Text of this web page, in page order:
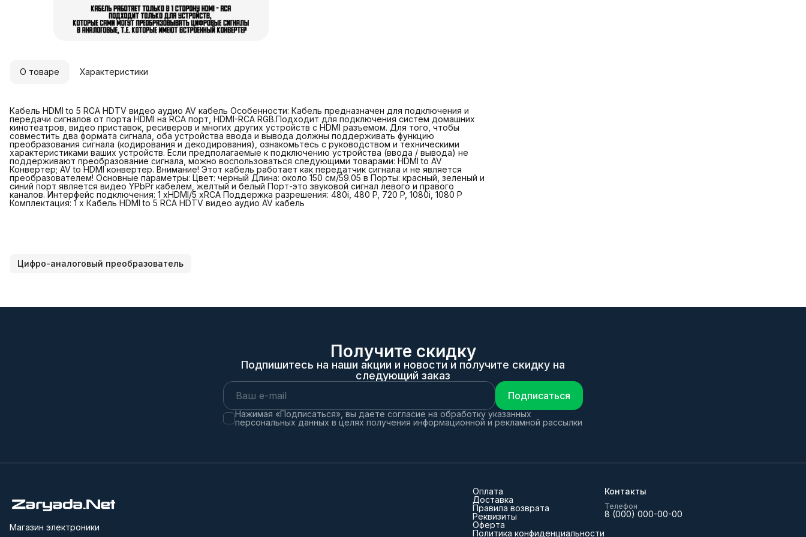
О товаре Характеристики
Кабель HDMI to 5 RCA HDTV видео аудио AV кабель Особенности: Кабель предназначен для подключения и
передачи сигналов от порта HDMI на RCA порт, HDMI-RCA RGB.Подходит для подключения систем домашних
кинотеатров, видео приставок, ресиверов и многих других устройств с HDMI разъемом. Для того, чтобы
совместить два формата сигнала, оба устройства ввода и вывода должны поддерживать функцию
преобразования сигнала (кодирования и декодирования), ознакомьтесь с руководством и техническими
характеристиками ваших устройств. Если предполагаемые к подключению устройства (ввода / вывода) не
поддерживают преобразование сигнала, можно воспользоваться следующими товарами: HDMI to AV
Конвертер; AV to HDMI конвертер. Внимание! Этот кабель работает как передатчик сигнала и не является
преобразователем! Основные параметры: Цвет: черный Длина: около 150 см/59.05 в Порты: красный, зеленый и
синий порт является видео YPbPr кабелем, желтый и белый Порт-это звуковой сигнал левого и правого
каналов. Интерфейс подключения: 1 xHDMI/5 xRCA Поддержка разрешения: 480i, 480 P, 720 P, 1080i, 1080 P
Комплектация: 1 x Кабель HDMI to 5 RCA HDTV видео аудио AV кабель
Цифро-аналоговый преобразователь
Получите скидку
Подпишитесь на наши акции и новости и получите скидку на
следующий заказ
Подписаться
Нажимая «Подписаться», вы даете согласие на обработку указанных
персональных данных в целях получения информационной и рекламной рассылки
Магазин электроники
Оплата
Доставка
Правила возврата
Реквизиты
Оферта
Политика конфиденциальности
Контакты
Телефон
8 (000) 000-00-00